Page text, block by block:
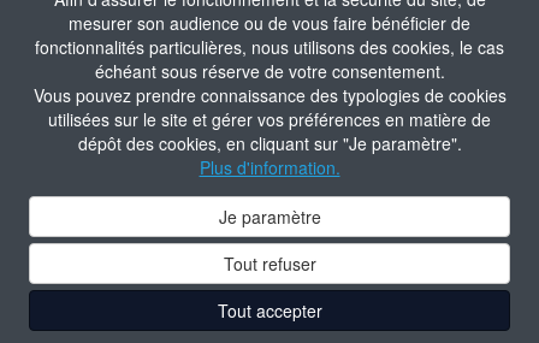
mesurer son audience ou de vous faire bénéficier de
fonctionnalités particulières, nous utilisons des cookies, le cas
échéant sous réserve de votre consentement.
Vous pouvez prendre connaissance des typologies de cookies
utilisées sur le site et gérer vos préférences en matière de
dépôt des cookies, en cliquant sur "Je paramètre".
Plus d'information.
Je paramètre
Tout refuser
Tout accepter